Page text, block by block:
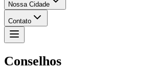
Nossa Cidade
Contato
Conselhos